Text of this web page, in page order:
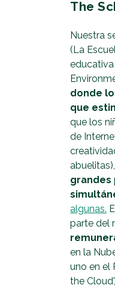
The
Nuestra
(La
donde
que
que los
de
grandes
algunas.
parte del
en la
uno en el
the